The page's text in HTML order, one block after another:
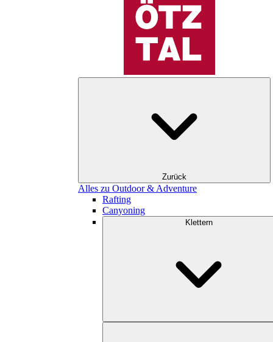
Zurück
Alles zu Outdoor & Adventure
Rafting
Canyoning
Klettern